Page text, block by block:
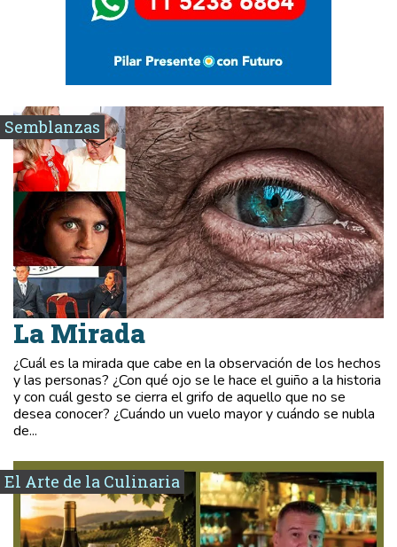
Semblanzas
La Mirada
¿Cuál es la mirada que cabe en la observación de los hechos
y las personas? ¿Con qué ojo se le hace el guiño a la historia
y con cuál gesto se cierra el grifo de aquello que no se
desea conocer? ¿Cuándo un vuelo mayor y cuándo se nubla
de...
El Arte de la Culinaria